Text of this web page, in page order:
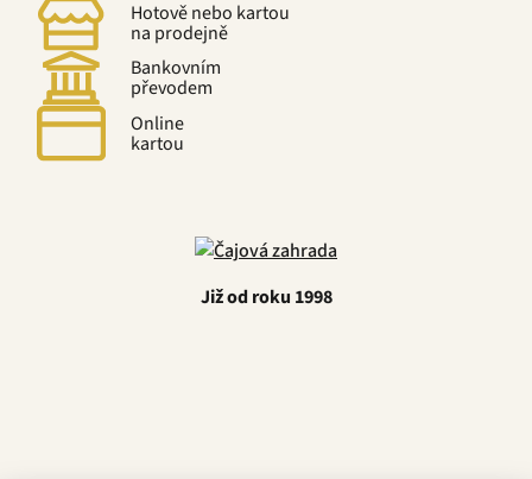
Hotově nebo kartou
na prodejně
Bankovním
převodem
Online
kartou
Již od roku 1998